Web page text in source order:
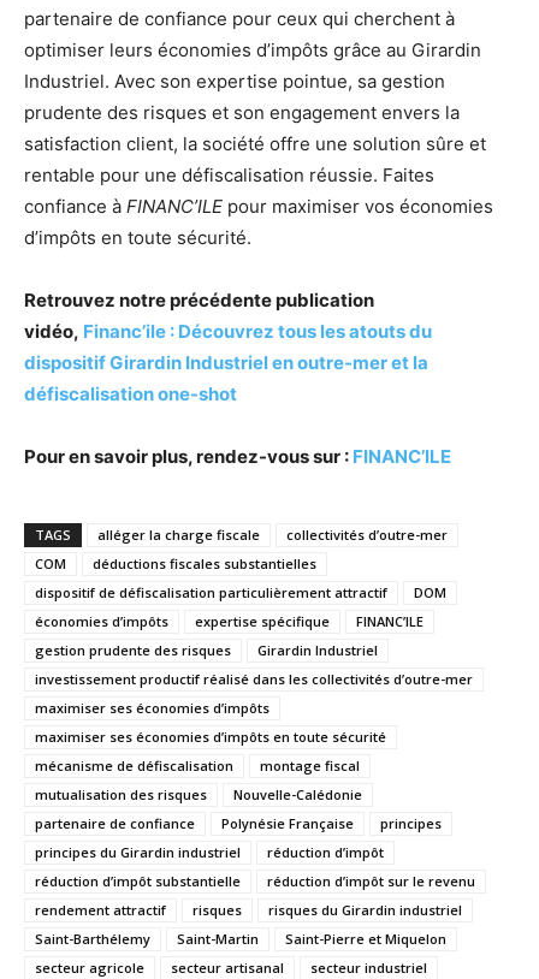
partenaire de confiance pour ceux qui cherchent à
optimiser leurs économies d’impôts grâce au Girardin
Industriel. Avec son expertise pointue, sa gestion
prudente des risques et son engagement envers la
satisfaction client, la société offre une solution sûre et
rentable pour une défiscalisation réussie. Faites
confiance à FINANC’ILE pour maximiser vos économies
d’impôts en toute sécurité.
Retrouvez notre précédente publication
vidéo, Financ’ile : Découvrez tous les atouts du
dispositif Girardin Industriel en outre-mer et la
défiscalisation one-shot
Pour en savoir plus, rendez-vous sur : FINANC’ILE
TAGS alléger la charge fiscale
collectivités d’outre-mer
COM
déductions fiscales substantielles
dispositif de défiscalisation particulièrement attractif
DOM
économies d’impôts
expertise spécifique
FINANC’ILE
gestion prudente des risques
Girardin Industriel
investissement productif réalisé dans les collectivités d’outre-mer
maximiser ses économies d’impôts
maximiser ses économies d’impôts en toute sécurité
mécanisme de défiscalisation
montage fiscal
mutualisation des risques
Nouvelle-Calédonie
partenaire de confiance
Polynésie Française
principes
principes du Girardin industriel
réduction d’impôt
réduction d’impôt substantielle
réduction d’impôt sur le revenu
rendement attractif
risques
risques du Girardin industriel
Saint-Barthélemy
Saint-Martin
Saint-Pierre et Miquelon
secteur agricole
secteur artisanal secteur industriel